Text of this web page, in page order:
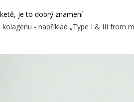
je to dobrý znamení
- například „Type I & III from